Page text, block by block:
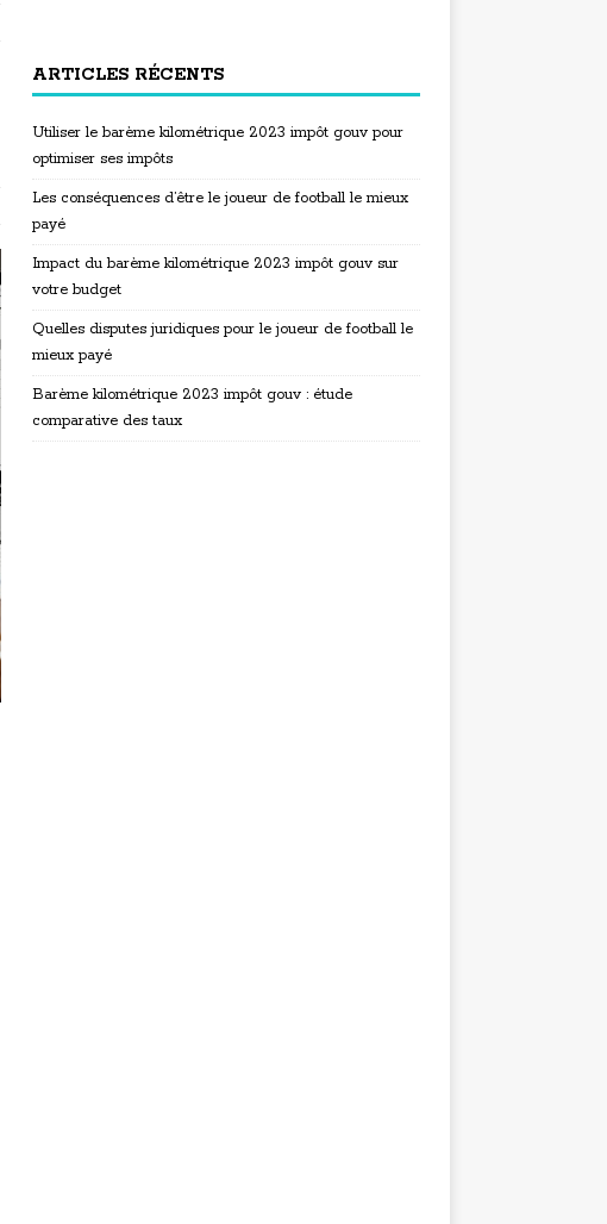
ARTICLES RÉCENTS
Utiliser le barème kilométrique 2023 impôt gouv pour
optimiser ses impôts
Les conséquences d’être le joueur de football le mieux
payé
Impact du barème kilométrique 2023 impôt gouv sur
votre budget
Quelles disputes juridiques pour le joueur de football le
mieux payé
Barème kilométrique 2023 impôt gouv : étude
comparative des taux